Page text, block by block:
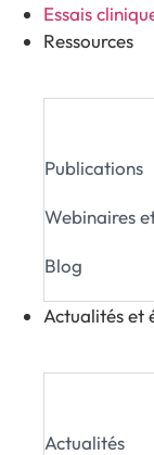
Essais
Ressources
Publications
Webinaires
Blog
Actualités et
Actualités